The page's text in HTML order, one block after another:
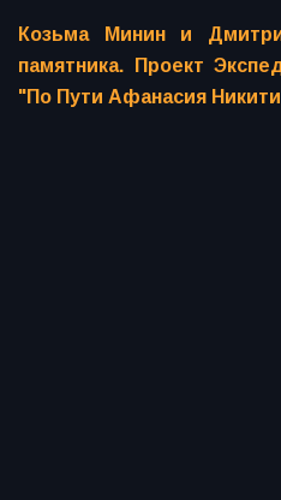
Козьма Минин и
памятника. Проект
"По Пути Афанасия